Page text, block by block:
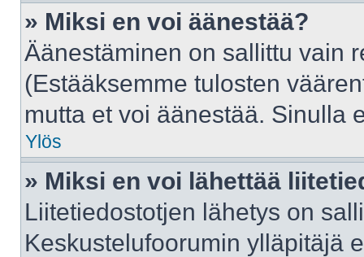
» Miksi en voi äänestää?
Äänestäminen on sallittu vain
(Estääksemme tulosten
mutta et voi äänestää. Sinulla
Ylös
» Miksi en voi lähettää
Liitetiedostotjen lähetys on
Keskustelufoorumin ylläpitäjä